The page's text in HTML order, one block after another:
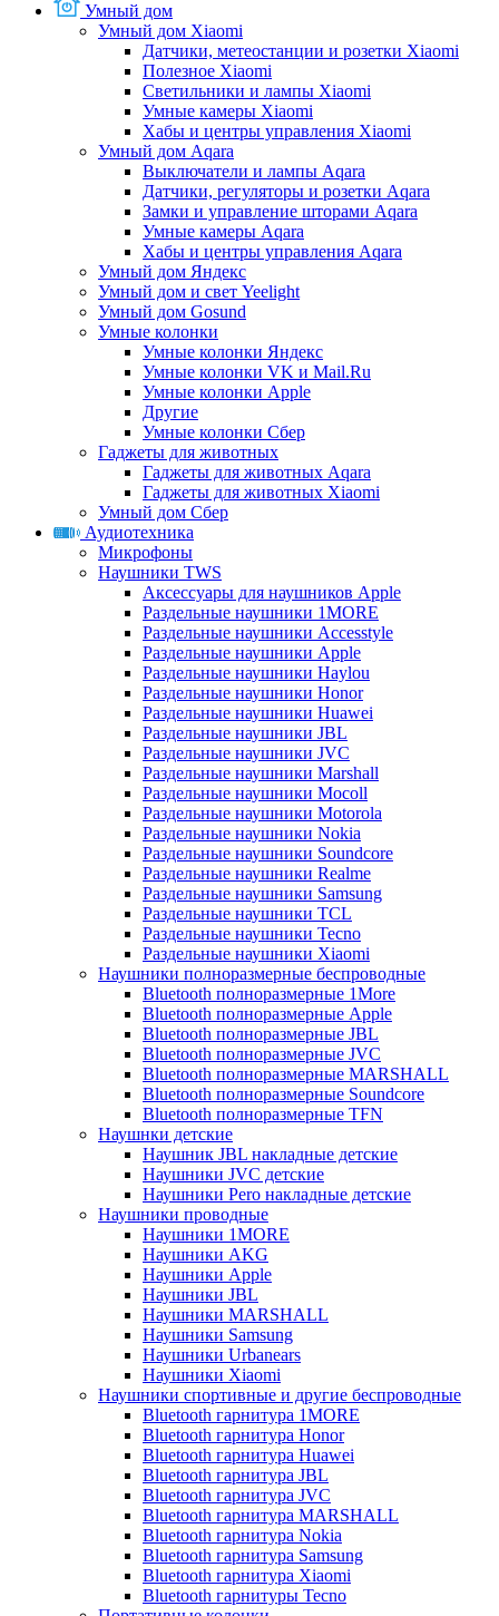
Умный дом
Умный дом Xiaomi
Датчики, метеостанции и розетки Xiaomi
Полезное Xiaomi
Светильники и лампы Xiaomi
Умные камеры Xiaomi
Хабы и центры управления Xiaomi
Умный дом Aqara
Выключатели и лампы Aqara
Датчики, регуляторы и розетки Aqara
Замки и управление шторами Aqara
Умные камеры Aqara
Хабы и центры управления Aqara
Умный дом Яндекс
Умный дом и свет Yeelight
Умный дом Gosund
Умные колонки
Умные колонки Яндекс
Умные колонки VK и Mail.Ru
Умные колонки Apple
Другие
Умные колонки Сбер
Гаджеты для животных
Гаджеты для животных Aqara
Гаджеты для животных Xiaomi
Умный дом Сбер
Аудиотехника
Микрофоны
Наушники TWS
Аксессуары для наушников Apple
Раздельные наушники 1MORE
Раздельные наушники Accesstyle
Раздельные наушники Apple
Раздельные наушники Haylou
Раздельные наушники Honor
Раздельные наушники Huawei
Раздельные наушники JBL
Раздельные наушники JVC
Раздельные наушники Marshall
Раздельные наушники Mocoll
Раздельные наушники Motorola
Раздельные наушники Nokia
Раздельные наушники Soundcore
Раздельные наушники Realme
Раздельные наушники Samsung
Раздельные наушники TCL
Раздельные наушники Tecno
Раздельные наушники Xiaomi
Наушники полноразмерные беспроводные
Bluetooth полноразмерные 1More
Bluetooth полноразмерные Apple
Bluetooth полноразмерные JBL
Bluetooth полноразмерные JVC
Bluetooth полноразмерные MARSHALL
Bluetooth полноразмерные Soundcore
Bluetooth полноразмерные TFN
Наушнки детские
Наушник JBL накладные детские
Наушники JVC детские
Наушники Pero накладные детские
Наушники проводные
Наушники 1MORE
Наушники AKG
Наушники Apple
Наушники JBL
Наушники MARSHALL
Наушники Samsung
Наушники Urbanears
Наушники Xiaomi
Наушники спортивные и другие беспроводные
Bluetooth гарнитура 1MORE
Bluetooth гарнитура Honor
Bluetooth гарнитура Huawei
Bluetooth гарнитура JBL
Bluetooth гарнитура JVC
Bluetooth гарнитура MARSHALL
Bluetooth гарнитура Nokia
Bluetooth гарнитура Samsung
Bluetooth гарнитура Xiaomi
Bluetooth гарнитуры Tecno